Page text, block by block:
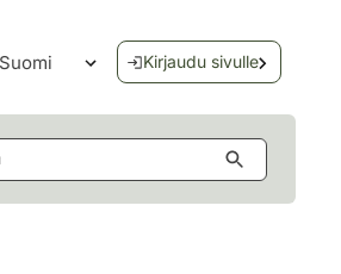
Avaa kielivalikko
Kirjaudu sivulle